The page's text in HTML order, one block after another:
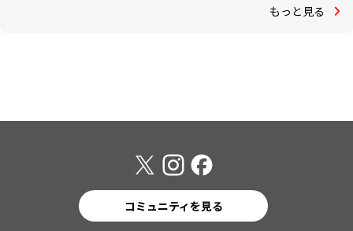
もっと見る
コミュニティを見る